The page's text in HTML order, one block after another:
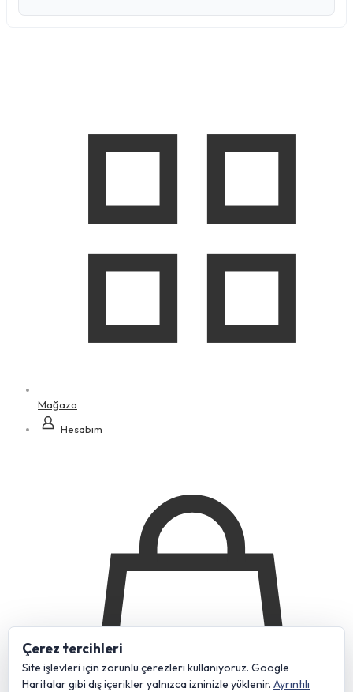
Mağaza
Hesabım
Çerez tercihleri
Site işlevleri için zorunlu çerezleri kullanıyoruz. Google
Haritalar gibi dış içerikler yalnızca izninizle yüklenir. Ayrıntılı